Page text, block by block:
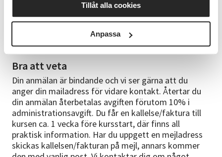
Tillåt alla cookies
Anpassa
Utvecklingsmöjligheter
För dig som vill gå vidare finns även kursen”Hitta
kursvinnare/teknisk analys” "Att läsa
årsredovisningar".
Bra att veta
Din anmälan är bindande och vi ser gärna att du
anger din mailadress för vidare kontakt. Återtar du
din anmälan återbetalas avgiften förutom 10% i
administrationsavgift. Du får en kallelse/faktura till
kursen ca. 1 vecka före kursstart, där finns all
praktisk information. Har du uppgett en mejladress
skickas kallelsen/fakturan på mejl, annars kommer